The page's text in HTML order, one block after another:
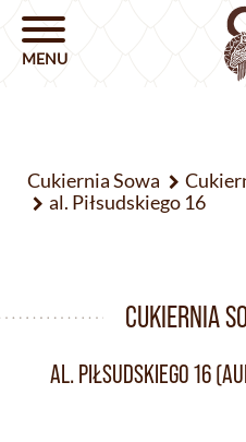
Cukiernia Sowa
al. Piłsudskiego 16
CUKIERNIA
AL. PIŁSUDSKIEGO 16